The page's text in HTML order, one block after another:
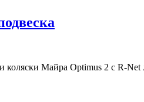
коляски Майра Optimus 2 с R-